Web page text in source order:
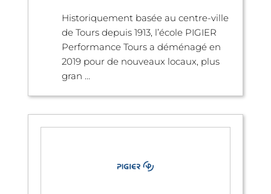
Historiquement basée au centre-ville
de Tours depuis 1913, l’école PIGIER
Performance Tours a déménagé en
2019 pour de nouveaux locaux, plus
gran ...